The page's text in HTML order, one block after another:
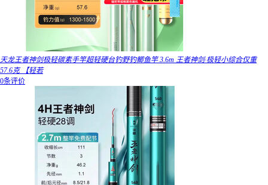
天龙王者神剑极轻碳素手竿超轻硬台钓野钓鲫鱼竿 3.6m 王者神剑·极轻小综合仅重
57.6克 【轻若
0条评价